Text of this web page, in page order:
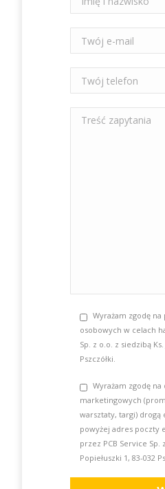
Wyrażam zgodę
osobowych w celach
Sp. z o.o. z siedzibą
Pszczółki.
Wyrażam zgodę
marketingowych
warsztaty, targi)
powyżej adres poczty
przez PCB Service Sp.
Popiełuszki 1, 83-032